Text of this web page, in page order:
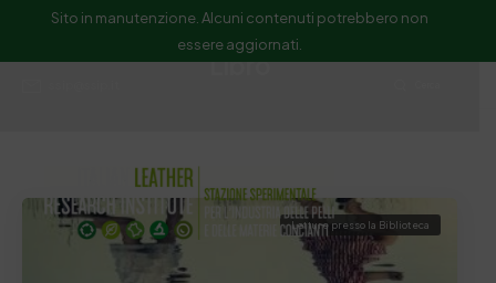
Sito in manutenzione. Alcuni contenuti potrebbero non
essere aggiornati.
Libro
Letture presso la Biblioteca